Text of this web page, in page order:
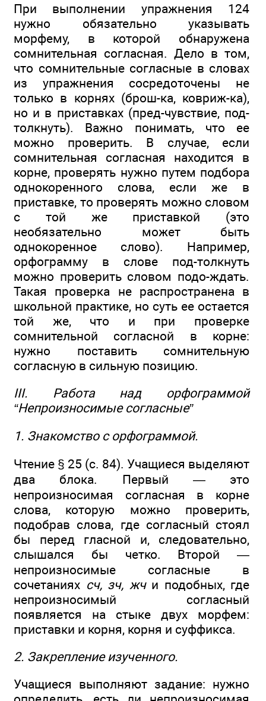
При выполнении упражнения 124
нужно обязательно указывать
морфему, в которой обнаружена
сомнительная согласная. Дело в том,
что сомнительные согласные в словах
из упражнения сосредоточены не
только в корнях (брош-ка, ковриж-ка),
но и в приставках (пред-чувствие, под-
толкнуть). Важно понимать, что ее
можно проверить. В случае, если
сомнительная согласная находится в
корне, проверять нужно путем подбора
однокоренного слова, если же в
приставке, то проверять можно словом
с той же приставкой (это
необязательно может быть
однокоренное слово). Например,
орфограмму в слове под-толкнуть
можно проверить словом подо-ждать.
Такая проверка не распространена в
школьной практике, но суть ее остается
той же, что и при проверке
сомнительной согласной в корне:
нужно поставить сомнительную
согласную в сильную позицию.
III. Работа над орфограммой
“Непроизносимые согласные”
1. Знакомство с орфограммой.
Чтение § 25 (с. 84). Учащиеся выделяют
два блока. Первый — это
непроизносимая согласная в корне
слова, которую можно проверить,
подобрав слова, где согласный стоял
бы перед гласной и, следовательно,
слышался бы четко. Второй —
непроизносимые согласные в
сочетаниях сч, зч, жчи подобных, где
непроизносимый согласный
появляется на стыке двух морфем:
приставки и корня, корня и суффикса.
2. Закрепление изученного.
Учащиеся выполняют задание: нужно